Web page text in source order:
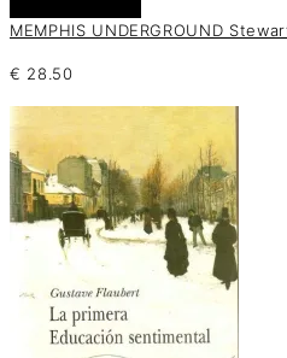
MEMPHIS UNDERGROUND
€ 28.50